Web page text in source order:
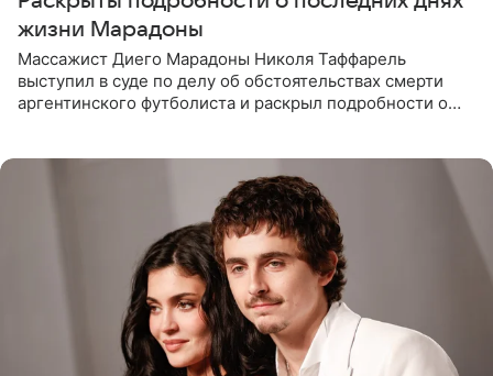
жизни Марадоны
Массажист Диего Марадоны Николя Таффарель
выступил в суде по делу об обстоятельствах смерти
аргентинского футболиста и раскрыл подробности о